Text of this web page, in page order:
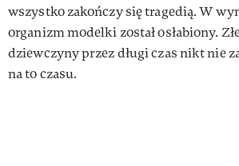
wszystko zakończy się tragedią. W
organizm modelki został osłabiony.
dziewczyny przez długi czas nikt nie
na to czasu.